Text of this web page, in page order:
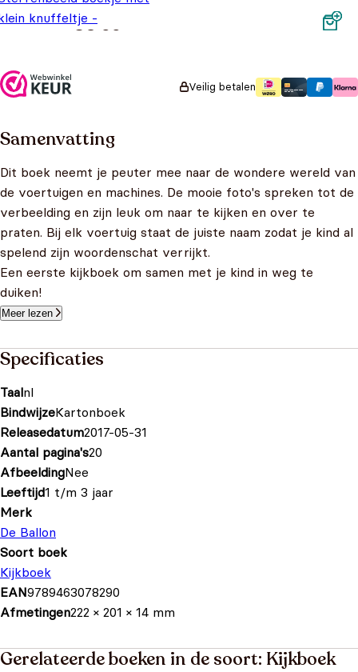
knuffeltje -
€ 3,99
Veilig betalen
Samenvatting
Dit boek neemt je peuter mee naar de wondere wereld van
de voertuigen en machines. De mooie foto's spreken tot de
verbeelding en zijn leuk om naar te kijken en over te
praten. Bij elk voertuig staat de juiste naam zodat je kind al
spelend zijn woordenschat verrijkt.
Een eerste kijkboek om samen met je kind in weg te
duiken!
Meer lezen
Specificaties
Taalnl
BindwijzeKartonboek
Releasedatum2017-05-31
Aantal pagina's20
AfbeeldingNee
Leeftijd1 t/m 3 jaar
Merk
De Ballon
Soort boek
Kijkboek
EAN9789463078290
Afmetingen222 × 201 × 14 mm
Gerelateerde boeken in de soort: Kijkboek